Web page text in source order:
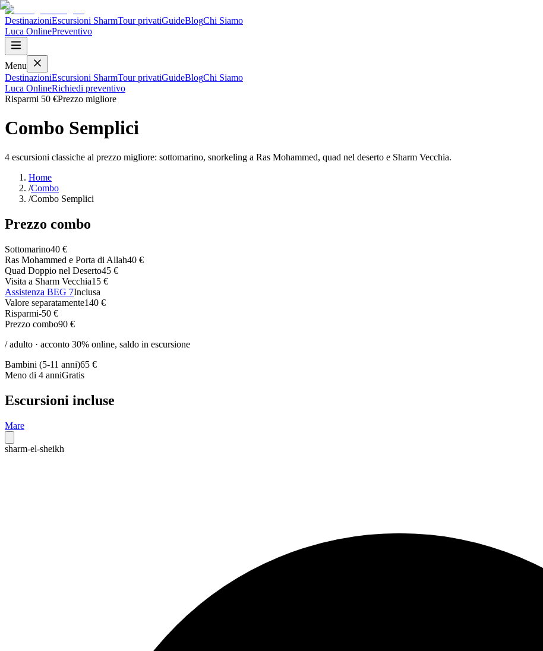
DestinazioniEscursioni SharmTour privatiGuideBlogChi Siamo
Luca OnlinePreventivo
Menu
DestinazioniEscursioni SharmTour privatiGuideBlogChi Siamo
Luca OnlineRichiedi preventivo
Risparmi 50 €Prezzo migliore
Combo Semplici
4 escursioni classiche al prezzo migliore: sottomarino, snorkeling a Ras Mohammed, quad nel deserto e Sharm Vecchia.
Home
/Combo
/Combo Semplici
Prezzo combo
Sottomarino40 €
Ras Mohammed e Porta di Allah40 €
Quad Doppio nel Deserto45 €
Visita a Sharm Vecchia15 €
Assistenza BEG 7Inclusa
Valore separatamente140 €
Risparmi-50 €
Prezzo combo90 €
/ adulto · acconto 30% online, saldo in escursione
Bambini (5-11 anni)65 €
Meno di 4 anniGratis
Escursioni incluse
Mare
sharm-el-sheikh